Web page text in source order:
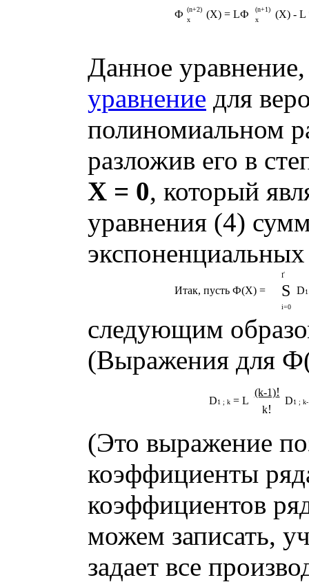
Ф (n+2)
x
(X) = LФ
(n+1)
x
(X) - L
Данное
уравнение для
полиномиальном
разложив его в
X = 0, который
уравнения (4)
Итак, пусть Ф(X) =
Ґ
S
i=0
D
следующим
(Выражения для
D1 ; k= L
(k-1)!
k!
D1 ; k-
(Это выражение
коэффициенты
коэффициентов
можем записать,
задает все